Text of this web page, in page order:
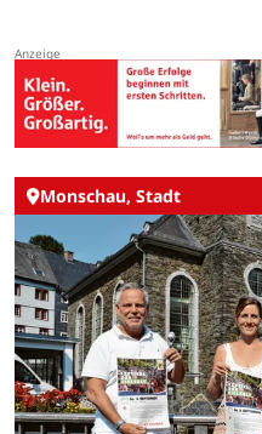
Monschau, Stadt